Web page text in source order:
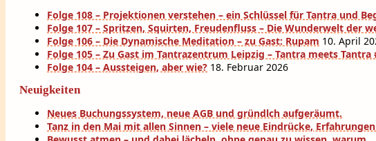
Folge 108 – Projektionen verstehen – ein Schlüssel für Tantra und
Folge 107 – Spritzen, Squirten, Freudenfluss – Die Wunderwelt der
Folge 106 – Die Dynamische Meditation – zu Gast: Rupam 10. April
Folge 105 – Zu Gast im Tantrazentrum Leipzig – Tantra meets Tantra
Folge 104 – Aussteigen, aber wie? 18. Februar 2026
Neuigkeiten
Neues Buchungssystem, neue AGB und gründlch aufgeräumt.
Tanz in den Mai mit allen Sinnen – viele neue Eindrücke,